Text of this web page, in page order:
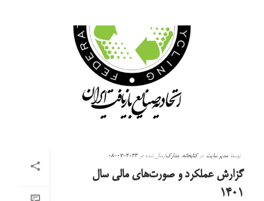
توسط مدیر سایت درکتابخانه, مدارکارسال شده در2023-07-08
گزارش عملکرد و صورت‌های مالی سال
۱۴۰۱